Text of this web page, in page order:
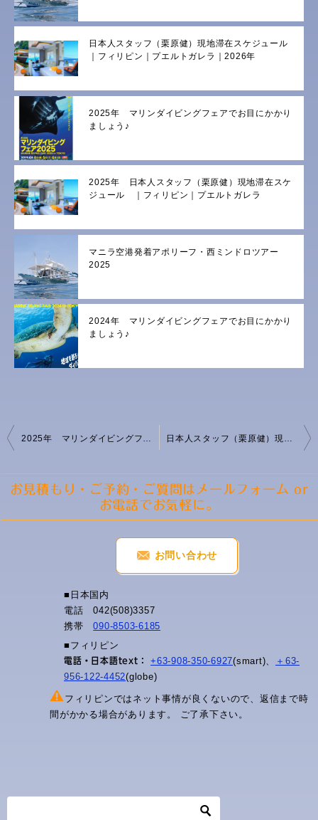
日本人スタッフ（栗原健）現地滞在スケジュール
｜フィリピン｜プエルトガレラ｜2026年
2025年 マリンダイビングフェアでお目にかかり
ましょう♪
2025年 日本人スタッフ（栗原健）現地滞在スケ
ジュール ｜フィリピン｜プエルトガレラ
マニラ空港発着アポリーフ・西ミンドロツアー
2025
2024年 マリンダイビングフェアでお目にかかり
ましょう♪
投
ナ
ビ
ー
2025年 マリンダイビングフェアでお目にかかりましょう♪ 日本人スタッフ（栗原健）現地滞在スケジュール｜フィリピン｜プエルトガレラ｜2026年
お見積もり・ご予約・ご質問はメールフォーム or
お電話でお気軽に。
お問い合わせ
■日本国内
電話 042(508)3357
携帯090-8503-6185
■フィリピン
電話・日本語text： +63-908-350-6927(smart)、
＋63-
956-122-4452(globe)
フィリピンではネット事情が良くないので、返信まで時
間がかかる場合があります。 ご了承下さい。